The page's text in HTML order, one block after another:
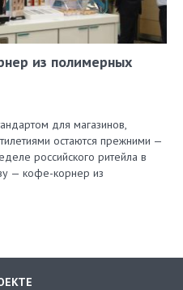
из полимерных
для магазинов,
остаются прежними —
российского ритейла в
— кофе-корнер из